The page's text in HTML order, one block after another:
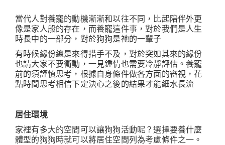
當代人對養寵的動機漸漸和以往不同，比起陪伴外更
像是家人般的存在，而養寵這件事，對於我們是人生
時長中的一部分，對於狗狗是祂的一輩子
有時候緣份總是來得措手不及，對於突如其來的緣份
也請大家不要衝動，一見鍾情也需要冷靜評估。養寵
前的須謹慎思考，根據自身條件做各方面的審視，花
點時間思考相信下定決心之後的結果才能細水長流
居住環境
家裡有多大的空間可以讓狗狗活動呢？選擇要養什麼
體型的狗狗時就可以將居住空間列為考慮條件之一。